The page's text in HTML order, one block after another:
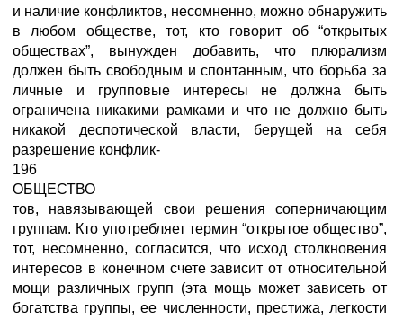
и наличие конфликтов, несомненно, можно обнаружить
в любом обществе, тот, кто говорит об “открытых
обществах”, вынужден добавить, что плюрализм
должен быть свободным и спонтанным, что борьба за
личные и групповые интересы не должна быть
ограничена никакими рамками и что не должно быть
никакой деспотической власти, берущей на себя
разрешение конфлик-
196
ОБЩЕСТВО
тов, навязывающей свои решения соперничающим
группам. Кто употребляет термин “открытое общество”,
тот, несомненно, согласится, что исход столкновения
интересов в конечном счете зависит от относительной
мощи различных групп (эта мощь может зависеть от
богатства группы, ее численности, престижа, легкости